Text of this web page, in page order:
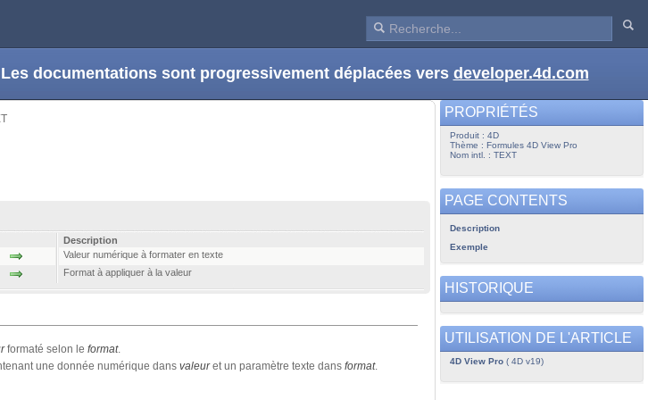
documentations sont progressivement déplacées vers developer.4d.com
Description
Valeur numérique à formater en texte
Format à appliquer à la valeur
formaté selon le format.
une donnée numérique dans valeuret un paramètre texte dans format.
PROPRIÉTÉS
Produit : 4D
Thème : Formules 4D View Pro
Nom intl. : TEXT
PAGE CONTENTS
Description
Exemple
HISTORIQUE
UTILISATION DE L'ARTICLE
4D View Pro( 4D v19)